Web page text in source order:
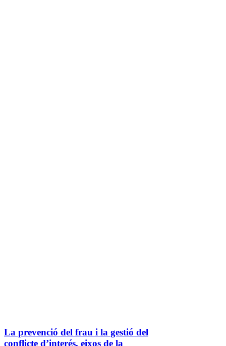
La prevenció del frau i la gestió del
conflicte d’interés, eixos de la